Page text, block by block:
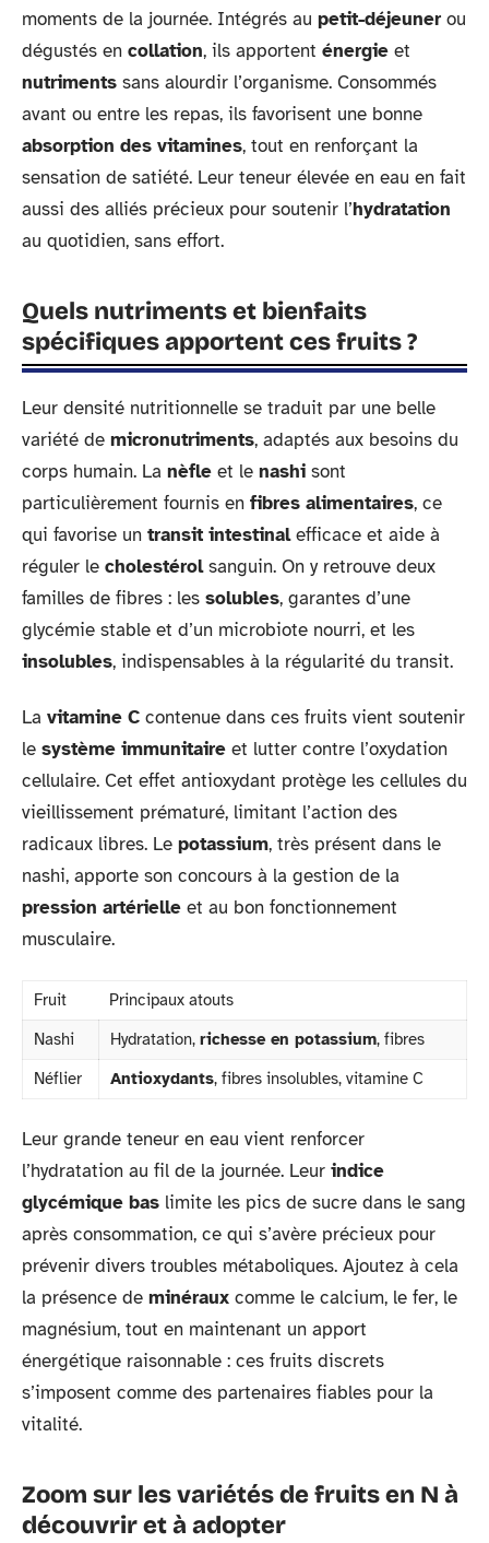
moments de la journée. Intégrés au petit-déjeuner ou
dégustés en collation, ils apportent énergie et
nutriments sans alourdir l’organisme. Consommés
avant ou entre les repas, ils favorisent une bonne
absorption des vitamines, tout en renforçant la
sensation de satiété. Leur teneur élevée en eau en fait
aussi des alliés précieux pour soutenir l’hydratation
au quotidien, sans effort.
Quels nutriments et bienfaits
spécifiques apportent ces fruits ?
Leur densité nutritionnelle se traduit par une belle
variété de micronutriments, adaptés aux besoins du
corps humain. La nèfle et le nashi sont
particulièrement fournis en fibres alimentaires, ce
qui favorise un transit intestinalefficace et aide à
réguler le cholestérolsanguin. On y retrouve deux
familles de fibres : les solubles, garantes d’une
glycémie stable et d’un microbiote nourri, et les
insolubles, indispensables à la régularité du transit.
La vitamine C contenue dans ces fruits vient soutenir
le système immunitaire et lutter contre l’oxydation
cellulaire. Cet effet antioxydant protège les cellules du
vieillissement prématuré, limitant l’action des
radicaux libres. Le potassium, très présent dans le
nashi, apporte son concours à la gestion de la
pression artérielle et au bon fonctionnement
musculaire.
Fruit
Principaux atouts
Nashi
Hydratation, richesse en potassium, fibres
Néflier
Antioxydants, fibres insolubles, vitamine C
Leur grande teneur en eau vient renforcer
l’hydratation au fil de la journée. Leur indice
glycémique bas limite les pics de sucre dans le sang
après consommation, ce qui s’avère précieux pour
prévenir divers troubles métaboliques. Ajoutez à cela
la présence de minéraux comme le calcium, le fer, le
magnésium, tout en maintenant un apport
énergétique raisonnable : ces fruits discrets
s’imposent comme des partenaires fiables pour la
vitalité.
Zoom sur les variétés de fruits en N à
découvrir et à adopter